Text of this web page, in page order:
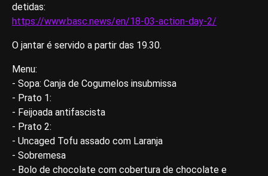
detidas:
https://www.basc.news/en/18-03-action-day-2/
O jantar é servido a partir das 19.30.
Menu:
- Sopa: Canja de Cogumelos insubmissa
- Prato 1:
- Feijoada antifascista
- Prato 2:
- Uncaged Tofu assado com Laranja
- Sobremesa
- Bolo de chocolate com cobertura de chocolate e